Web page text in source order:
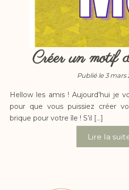
Créer un motif
Publié le 3 mars
Hellow les amis ! Aujourd’hui je
pour que vous puissiez créer
brique pour votre île ! S’il […]
Lire la